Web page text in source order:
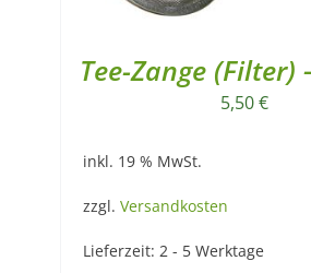
Tee-Zange (Filter)
5,50€
inkl. 19 % MwSt.
zzgl. Versandkosten
Lieferzeit: 2 - 5 Werktage